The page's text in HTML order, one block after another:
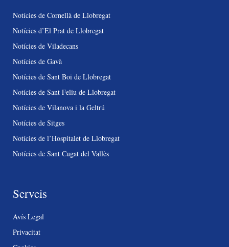
Notícies de Cornellà de Llobregat
Notícies d’El Prat de Llobregat
Notícies de Viladecans
Notícies de Gavà
Notícies de Sant Boi de Llobregat
Notícies de Sant Feliu de Llobregat
Notícies de Vilanova i la Geltrú
Notícies de Sitges
Notícies de l’Hospitalet de Llobregat
Notícies de Sant Cugat del Vallès
Serveis
Avís Legal
Privacitat